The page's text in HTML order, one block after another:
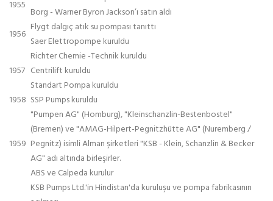
1955
Borg - Warner Byron Jackson’ı satın aldı
1956
Flygt dalgıç atık su pompası tanıttı
Saer Elettropompe kuruldu
1957
Richter Chemie -Technik kuruldu
Centrilift kuruldu
Standart Pompa kuruldu
1958 SSP Pumps kuruldu
1959
"Pumpen AG" (Homburg), "Kleinschanzlin-Bestenbostel"
(Bremen) ve "AMAG-Hilpert-Pegnitzhütte AG" (Nuremberg /
Pegnitz) isimli Alman şirketleri "KSB - Klein, Schanzlin & Becker
AG" adı altında birleşirler.
ABS ve Calpeda kurulur
KSB Pumps Ltd.'in Hindistan'da kuruluşu ve pompa fabrikasının